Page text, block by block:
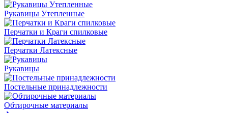
Рукавицы Утепленные
Перчатки и Краги спилковые
Перчатки Латексные
Рукавицы
Постельные принадлежности
Обтирочные материалы